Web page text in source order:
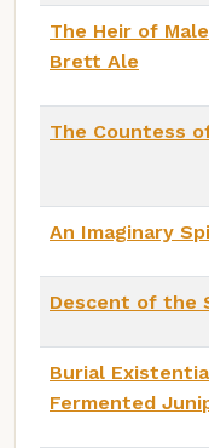
The Heir of
Brett Ale
The Countess
An Imaginary
Descent of the
Burial
Fermented